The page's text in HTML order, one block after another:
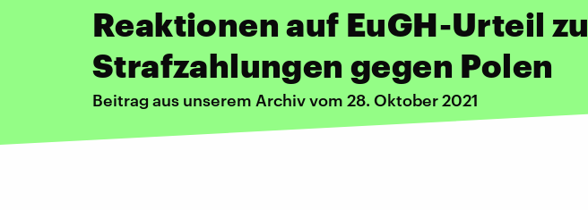
Reaktionen auf EuGH-Urteil zu
Strafzahlungen gegen Polen
Beitrag aus unserem Archiv vom 28. Oktober 2021